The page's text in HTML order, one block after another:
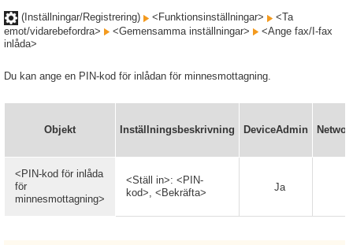
(Inställningar/Registrering) <Funktionsinställningar>
<Ta
emot/vidarebefordra>
<Gemensamma inställningar>
<Ange fax/I-fax
inlåda>
Du kan ange en PIN-kod för inlådan för minnesmottagning.
Objekt Inställningsbeskrivning DeviceAdmin
<PIN-kod för inlåda
för
minnesmottagning>
<Ställ in>: <PIN-
kod>, <Bekräfta>
Ja